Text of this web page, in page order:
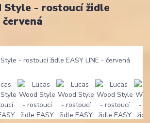
Style - rostoucí židle
červená